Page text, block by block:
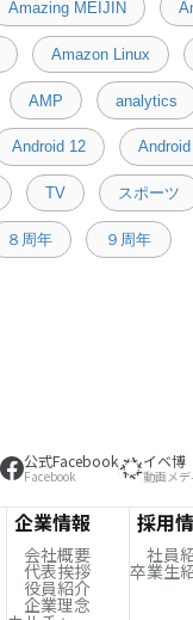
Amazing MEIJIN
Amazon Linux
AMP analytics
Android 12
TV スポーツ
８周年 ９周年
公式Facebook
Facebook
イベ博
動画メデ
企業情報
会社概要
代表挨拶
役員紹介
企業理念
採用
社員
卒業生